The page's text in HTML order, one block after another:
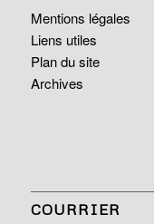
Mentions légales
Liens utiles
Plan du site
Archives
COURRIER